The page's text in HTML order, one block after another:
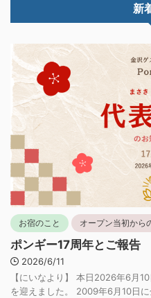
新
お宿のこと オープン当初から
ポンギー17周年とご報告
2026/6/11
【にいなより】 本日2026年6月
を迎えました。 2009年6月10日